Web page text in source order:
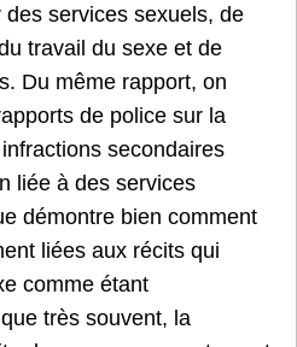
services sexuels, de
travail du sexe et de
Du même rapport, on
de police sur la
secondaires
liée à des services
démontre bien comment
liées aux récits qui
comme étant
très souvent, la